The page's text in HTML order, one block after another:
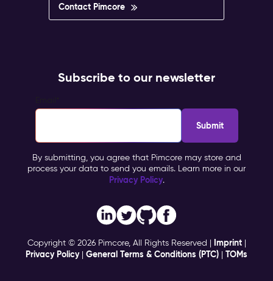
Contact Pimcore
Subscribe to our newsletter
By submitting, you agree that Pimcore may store and
process your data to send you emails. Learn more in our
Privacy Policy.
Copyright © 2026 Pimcore, All Rights Reserved | Imprint|
Privacy Policy| General Terms & Conditions (PTC) | TOMs